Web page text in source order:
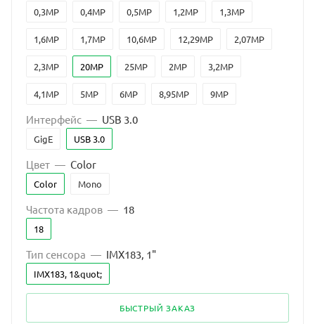
0,3MP 0,4MP 0,5MP 1,2MP 1,3MP
1,6MP 1,7MP 10,6MP 12,29MP 2,07MP
2,3MP 20MP 25MP 2MP 3,2MP
4,1MP 5MP 6MP 8,95MP 9MP
Интерфейс — USB 3.0
GigE USB 3.0
Цвет — Color
Color Mono
Частота кадров — 18
18
Тип сенсора — IMX183, 1"
IMX183, 1&quot;
БЫСТРЫЙ ЗАКАЗ